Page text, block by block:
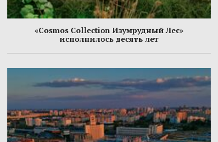
«Cosmos Collection Изумрудный Лес»
исполнилось десять лет